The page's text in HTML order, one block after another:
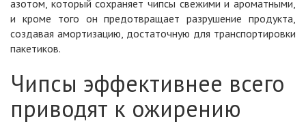
азотом, который сохраняет чипсы свежими и ароматными,
и кроме того он предотвращает разрушение продукта,
создавая амортизацию, достаточную для транспортировки
пакетиков.
Чипсы эффективнее всего
приводят к ожирению